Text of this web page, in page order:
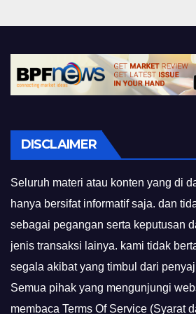
DISCLAIMER
Seluruh materi atau konten yang di
hanya bersifat informatif saja. dan
sebagai pegangan serta keputusan
jenis transaksi lainya. kami tidak
segala akibat yang timbul dari
Semua pihak yang mengunjungi
membaca Terms Of Service (Syarat